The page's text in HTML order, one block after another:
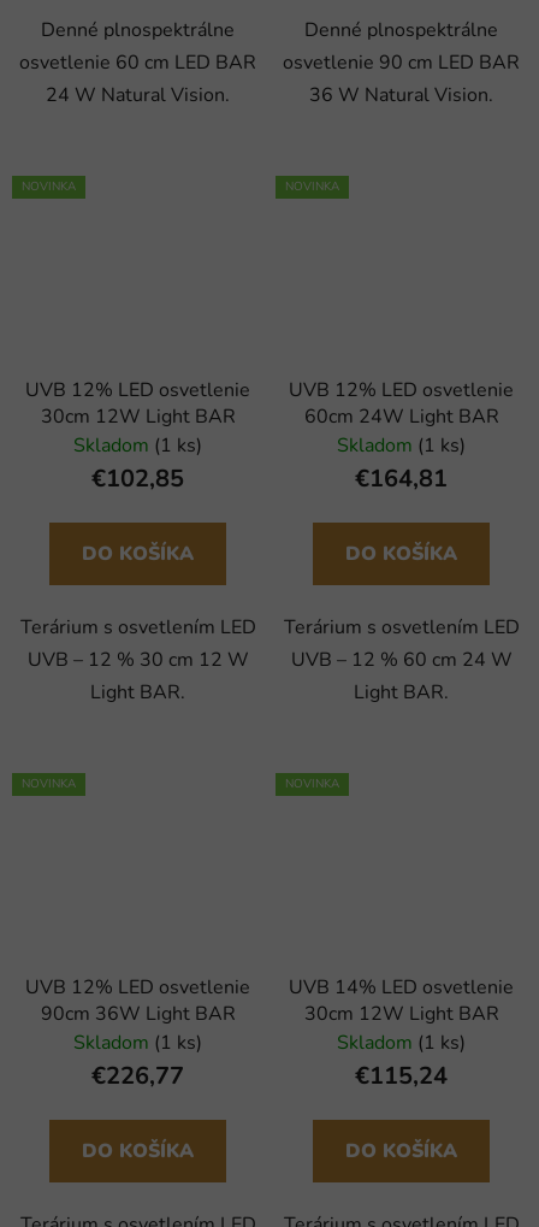
Denné plnospektrálne
osvetlenie 60 cm LED BAR
24 W Natural Vision.
Denné plnospektrálne
osvetlenie 90 cm LED BAR
36 W Natural Vision.
NOVINKA
UVB 12% LED osvetlenie
30cm 12W Light BAR
Skladom (1 ks)
€102,85
DO KOŠÍKA
Terárium s osvetlením LED
UVB – 12 % 30 cm 12 W
Light BAR.
NOVINKA
UVB 12% LED osvetlenie
60cm 24W Light BAR
Skladom (1 ks)
€164,81
DO KOŠÍKA
Terárium s osvetlením LED
UVB – 12 % 60 cm 24 W
Light BAR.
NOVINKA
UVB 12% LED osvetlenie
90cm 36W Light BAR
Skladom (1 ks)
€226,77
DO KOŠÍKA
NOVINKA
UVB 14% LED osvetlenie
30cm 12W Light BAR
Skladom (1 ks)
€115,24
DO KOŠÍKA